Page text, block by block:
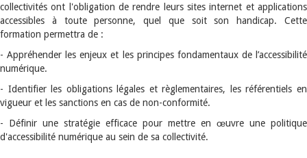
collectivités ont l'obligation de rendre leurs sites internet et applications
accessibles à toute personne, quel que soit son handicap. Cette
formation permettra de :
- Appréhender les enjeux et les principes fondamentaux de l’accessibilité
numérique.
- Identifier les obligations légales et règlementaires, les référentiels en
vigueur et les sanctions en cas de non-conformité.
- Définir une stratégie efficace pour mettre en œuvre une politique
d'accessibilité numérique au sein de sa collectivité.